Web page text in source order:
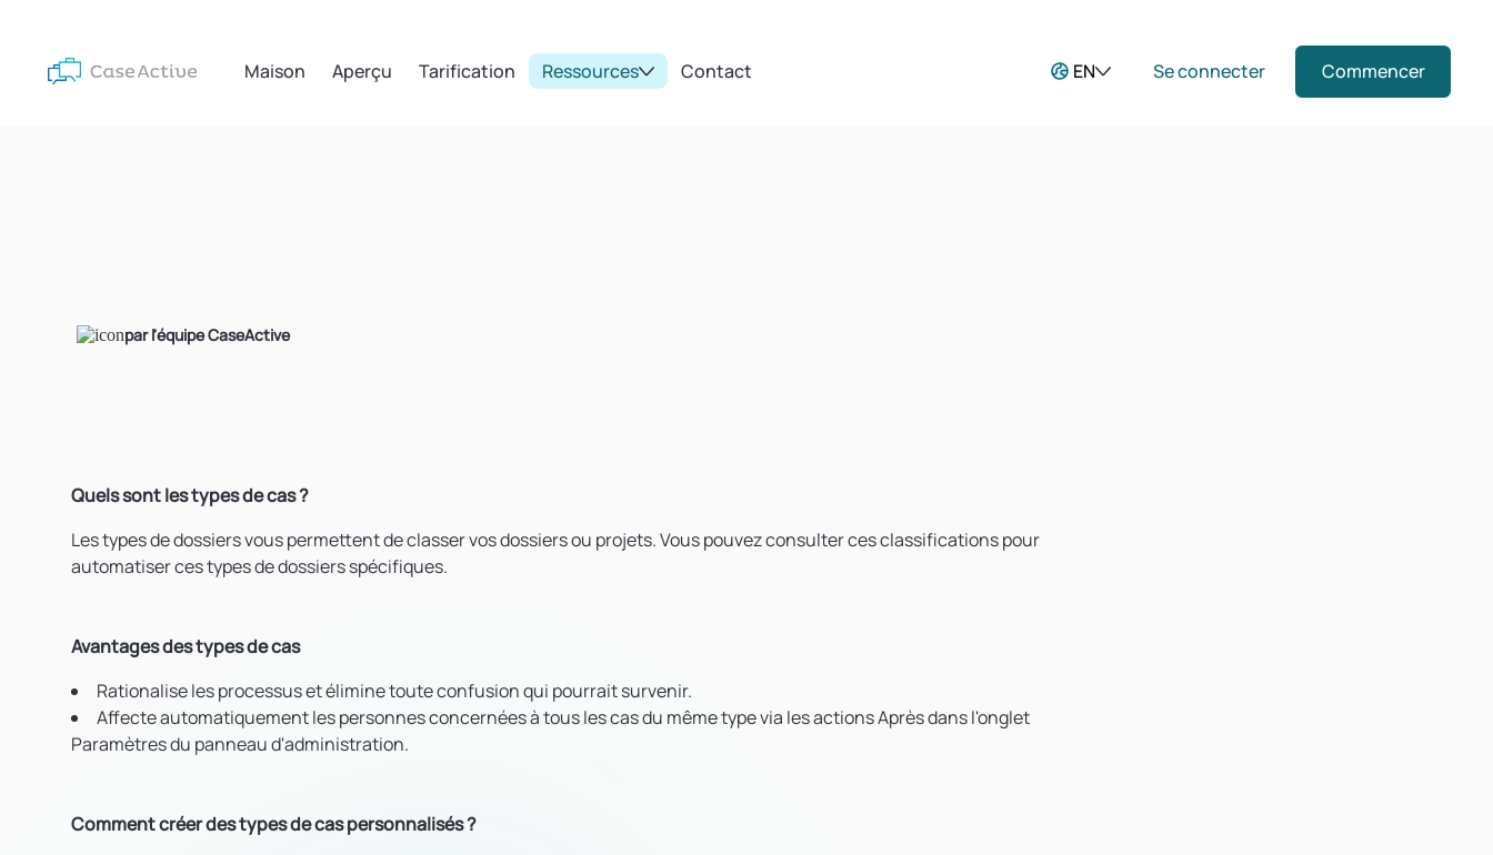
Maison Aperçu Tarification Ressources Contact EN Se connecter Commencer
par l'équipe CaseActive
Quels sont les types de cas ?
Les types de dossiers vous permettent de classer vos dossiers ou projets. Vous pouvez consulter ces classifications pour
automatiser ces types de dossiers spécifiques.
Avantages des types de cas
Rationalise les processus et élimine toute confusion qui pourrait survenir.
Affecte automatiquement les personnes concernées à tous les cas du même type via les actions Après dans l'onglet
Paramètres du panneau d'administration.
Comment créer des types de cas personnalisés ?